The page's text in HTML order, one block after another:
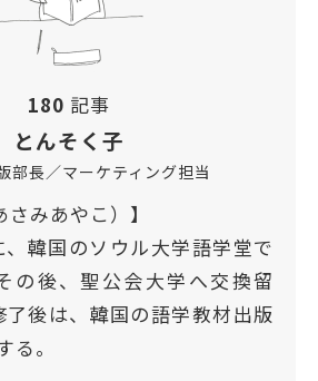
180 記事
とんそく子
部長／マーケティング担当
さみあやこ）】
韓国のソウル大学語学堂で
の後、聖公会大学へ交換留
後は、韓国の語学教材出版
。